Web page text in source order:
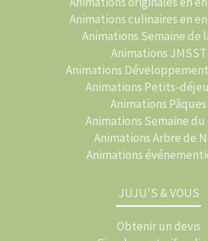
Animations culinaires en
Animations Semaine de
Animations JMSST
Animations
Animations Petits-
Animations Pâques
Animations Semaine
Animations Arbre de
Animations
JUJU'S & VOUS
Obtenir un devis